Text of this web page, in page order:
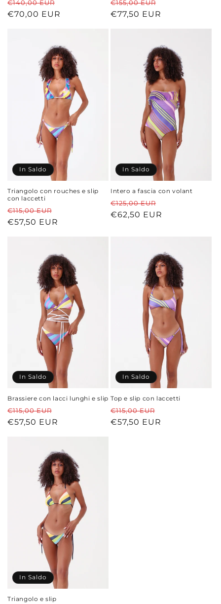
Prezzo
di
€140,00 EUR
€70,00 EUR
Prezzo
di
€155,00 EUR
€77,50 EUR
In Saldo
Triangolo con rouches e slip
con laccetti
Prezzo
di
€115,00 EUR
scontato
€57,50 EUR
In Saldo
Intero a fascia con volant
Prezzo
di
€125,00 EUR
scontato
€62,50 EUR
In Saldo
Brassiere con lacci lunghi e slip
Prezzo
di
€115,00 EUR
scontato
€57,50 EUR
In Saldo
Top e slip con laccetti
Prezzo
di
€115,00 EUR
scontato
€57,50 EUR
In Saldo
Triangolo e slip